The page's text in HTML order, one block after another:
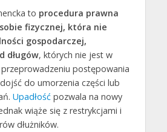
to procedura prawna
fizycznej, która nie
gospodarczej,
długów, których nie jest w
przeprowadzeniu postępowania
do umorzenia części lub
Upadłośćpozwala na nowy
wiąże się z restrykcjami i
dłużników.